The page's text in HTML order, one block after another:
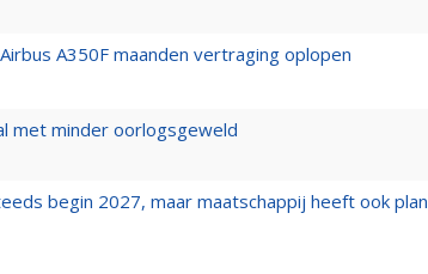
A350F maanden vertraging oplopen
met minder oorlogsgeweld
begin 2027, maar maatschappij heeft ook plan